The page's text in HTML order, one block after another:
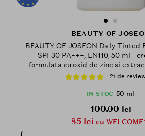
BEAUTY OF
BEAUTY OF JOSEON Daily Tinted
SPF30 PA+++, LN110, 50 ml -
formulata cu oxid de zinc si
Capillaris, care contribuie la
metinerea aspectului
21 de
IN STOC 50 ml
100.00 lei
85 lei cu